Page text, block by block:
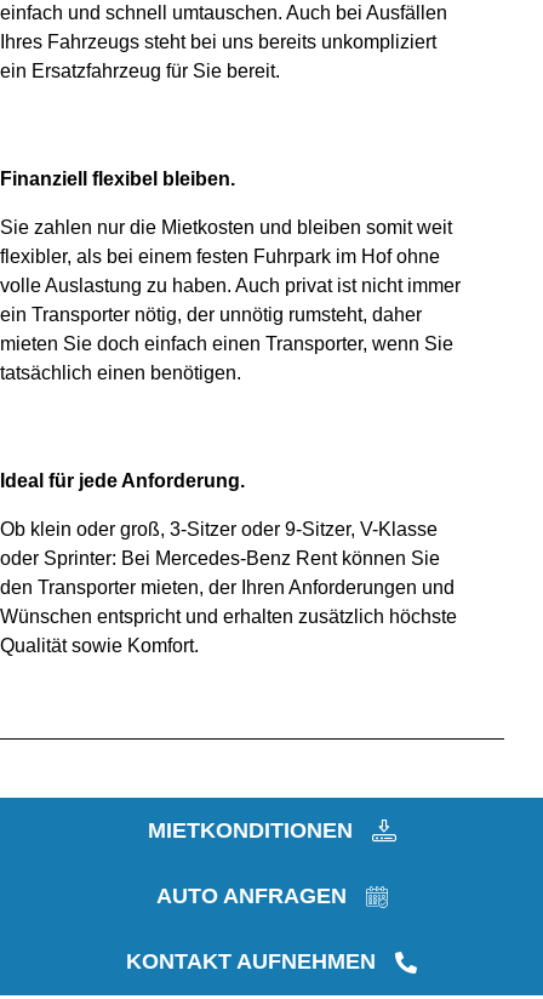
einfach und schnell umtauschen. Auch bei Ausfällen
Ihres Fahrzeugs steht bei uns bereits unkompliziert
ein Ersatzfahrzeug für Sie bereit.
Finanziell flexibel bleiben.
Sie zahlen nur die Mietkosten und bleiben somit weit
flexibler, als bei einem festen Fuhrpark im Hof ohne
volle Auslastung zu haben. Auch privat ist nicht immer
ein Transporter nötig, der unnötig rumsteht, daher
mieten Sie doch einfach einen Transporter, wenn Sie
tatsächlich einen benötigen.
Ideal für jede Anforderung.
Ob klein oder groß, 3-Sitzer oder 9-Sitzer, V-Klasse
oder Sprinter: Bei Mercedes-Benz Rent können Sie
den Transporter mieten, der Ihren Anforderungen und
Wünschen entspricht und erhalten zusätzlich höchste
Qualität sowie Komfort.
MIETKONDITIONEN
AUTO ANFRAGEN
KONTAKT AUFNEHMEN